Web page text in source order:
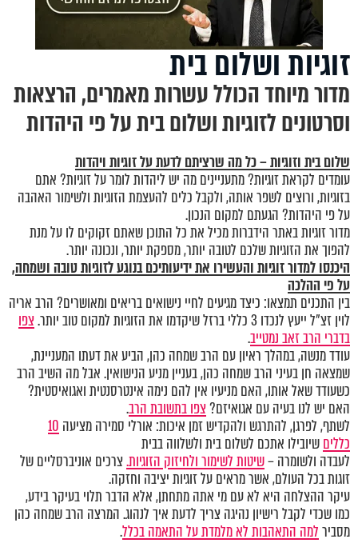
זוגיות ושלום בית
מדור מיוחד הכולל עשרות מאמרים, הרצאות
וסרטונים לזוגיות ושלום בית על פי היהדות
שלום בית וזוגיות – כל מה שרציתם לדעת על זוגיות ויהדות
עומדים לקראת זוגיות? מתעניינים מה יש ליהדות לומר על זוגיות? אתם
בזוגיות, ורוצים לשפר אותה, ולקבל כלים להעצמת הזוגיות ולשימור האהבה
על פי היהדות? הגעתם למקום הנכון.
מדור זוגיות באתר הידברות מכיל את כל התוכן שאתם זקוקים לו על מנת
להפוך את הזוגיות שלכם לטובה יותר, מספקת יותר, ונכונה יותר.
היכנסולמדור זוגיותוהעשירו את ידיעותיכם בנוגע לזוגיות טובה ושמחה,
על פי ההלכה
בין התכנים תמצאו: כיצד מגיעים לחיי נישואים בריאים ומאושרים? הרב אריה
לוין זצ"ל ייעץ לנכדו 3 כללי ברזל שיקדמו את הזוגיות למקום טוב יותר.
צפו
בדברי הרב זאב נמטייב.
עודד מנשה, במהלך ראיון עם הרב שמחה כהן, הביע את דעתו המעניינת,
שמצאה חן בעיני הרב שמחה כהן, בעניין מניע הנישואין. אבל מה השיב הרב
כשעודד שאל אותו, האם מניעיו אין להם נימה אינטרסנטית ואגואיסטית?
האם יש לנו בעיה עם אגואיזם?צפו בתשובת הרב.
לשתף, לפרגן, להתרגש ולהקדיש זמן איכות: אורלי סמירה מציעה 10
כלליםשיובילו אתכם לשלום בית ולשלווה בבית
לעבדה ולשומרה –שיטות לשימור ולחיזוק הזוגיות.צרכים אוניברסליים של
זוגות בכל העולם, אשר מראים על זוגיות יציבה וחזקה.
עיקר ההצלחה היא לא עם מי אתה מתחתן, אלא הדבר תלוי בעיקר בידע,
כמו שכדי לקבל רישיון נהיגה צריך לדעת איך לנהוג. המרצה הרב שמחה כהן
מסבירלמה התאהבות לא מלמדת על התאמה בכלל.